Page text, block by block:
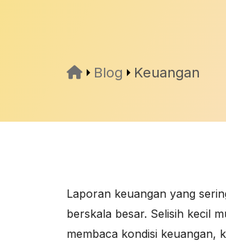
Blog Keuangan
Laporan keuangan yang
berskala besar. Selisih kecil
membaca kondisi keuangan,